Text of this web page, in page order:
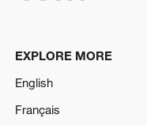
EXPLORE MORE
English
Français